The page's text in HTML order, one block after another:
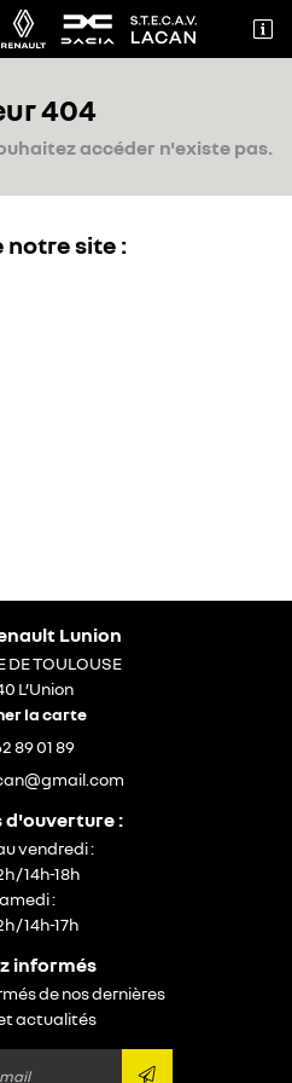

pouvez vous désinscrire à tout moment
.
404
accéder n'existe pas.
notre site :
Lunion
DE TOULOUSE
L’Union
la carte
89 01 89
d'ouverture :
vendredi :
/ 14h-18h
:
/ 14h-17h
informés
de nos dernières
actualités